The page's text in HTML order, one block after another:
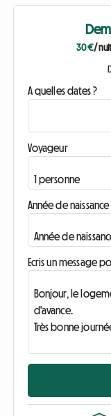
30 €/
A quelles dates ?
Voyageur
Année de naissance
Ecris un message